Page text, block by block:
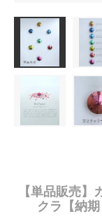
【単品販売
クラ【納